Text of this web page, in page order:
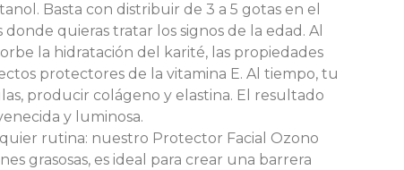
Basta con distribuir de 3 a 5 gotas en el
quieras tratar los signos de la edad. Al
la hidratación del karité, las propiedades
protectores de la vitamina E. Al tiempo, tu
producir colágeno y elastina. El resultado
y luminosa.
rutina: nuestro Protector Facial Ozono
grasosas, es ideal para crear una barrera